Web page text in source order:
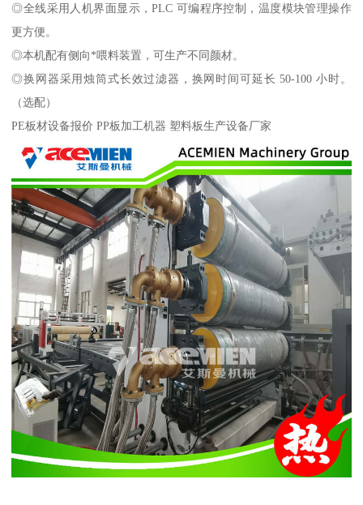
◎全线采用人机界面显示，PLC 可编程序控制，温度模块管理操作
更方便。
◎本机配有侧向*喂料装置，可生产不同颜材。
◎换网器采用烛筒式长效过滤器，换网时间可延长 50-100 小时。
（选配）
PE板材设备报价 PP板加工机器 塑料板生产设备厂家